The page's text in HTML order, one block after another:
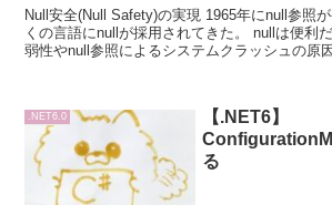
Null安全(Null Safety)の実現 1965年にnull参照が発明されてから、多
くの言語にnullが採用されてきた。 nullは便利だが、一方で数々の脆
.NET6.0
【.NET6】
る